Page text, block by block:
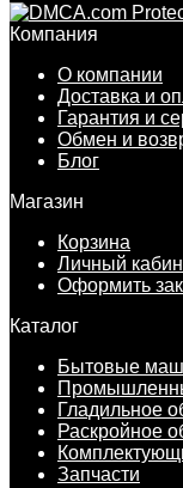
Компания
О компании
Доставка и
Гарантия и
Обмен и
Блог
Магазин
Корзина
Личный
Оформить
Каталог
Бытовые
Гладильное
Раскройное
Запчасти